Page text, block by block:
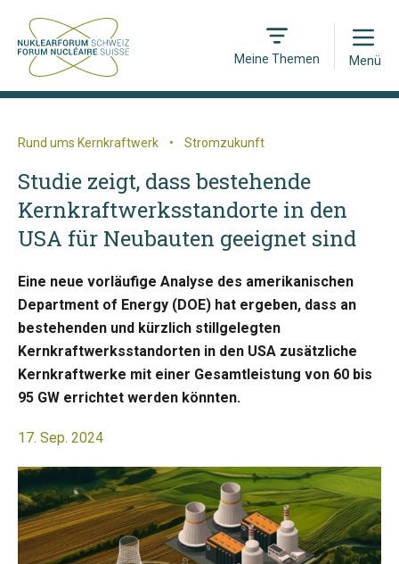
Meine Themen
Open
Menü
Rund ums Kernkraftwerk • Stromzukunft
Studie zeigt, dass bestehende
Kernkraftwerksstandorte in den
USA für Neubauten geeignet sind
Eine neue vorläufige Analyse des amerikanischen
Department of Energy (DOE) hat ergeben, dass an
bestehenden und kürzlich stillgelegten
Kernkraftwerksstandorten in den USA zusätzliche
Kernkraftwerke mit einer Gesamtleistung von 60 bis
95 GW errichtet werden könnten.
17. Sep. 2024